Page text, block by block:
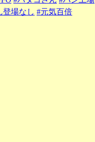
登場なし #元気百倍